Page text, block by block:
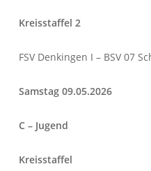
Kreisstaffel 2
FSV Denkingen I –
Samstag 09.05.2026
C – Jugend
Kreisstaffel